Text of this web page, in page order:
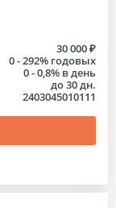
30 000 ₽
0 - 292% годовых
0 - 0,8% в день
до 30 дн.
2403045010111